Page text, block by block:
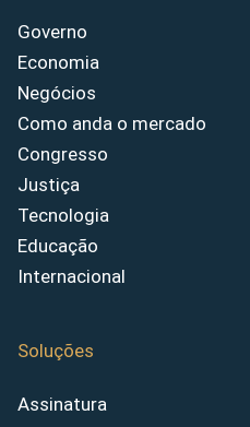
Governo
Economia
Negócios
Como anda o mercado
Congresso
Justiça
Tecnologia
Educação
Internacional
Soluções
Assinatura